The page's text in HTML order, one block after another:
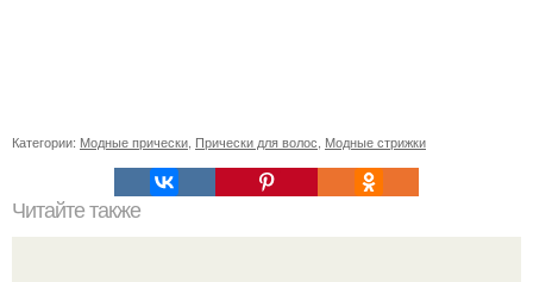
Категории: Модные прически Прически для волос Модные стрижки
Читайте также